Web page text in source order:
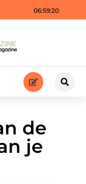
06:59:21
de
je